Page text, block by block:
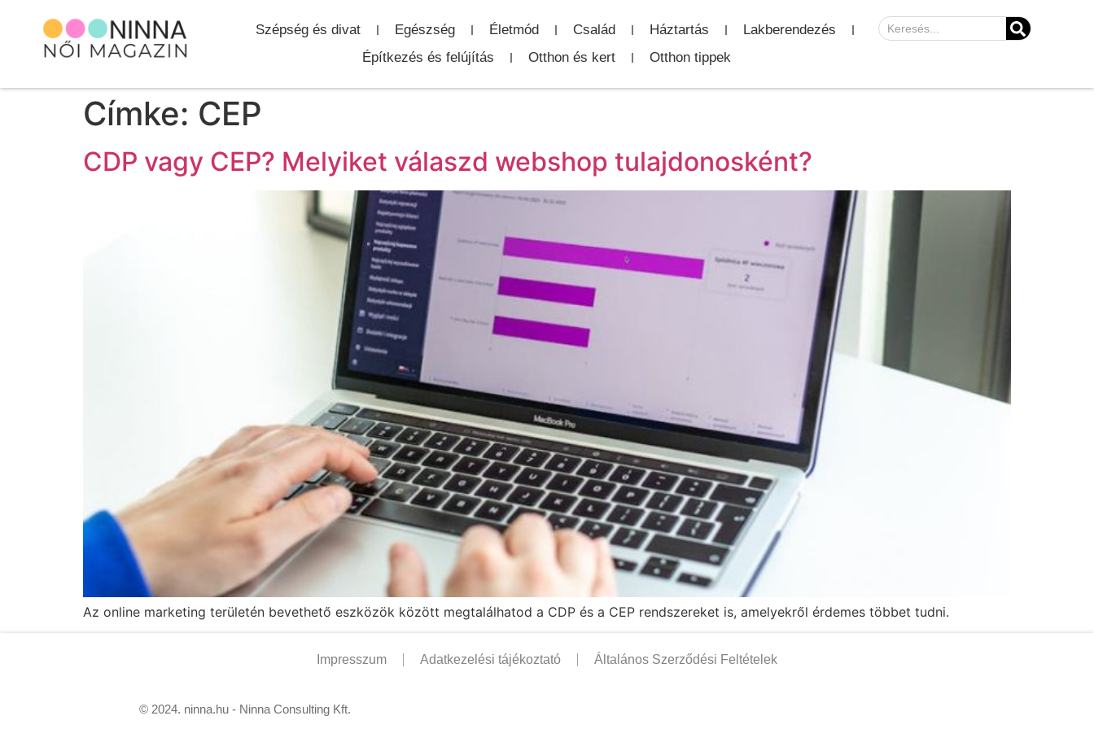
Szépség és divat Egészség Életmód Család Háztartás
Lakberendezés
Építkezés és felújítás
Otthon és kert Otthon tippek
Címke: CEP
CDP vagy CEP? Melyiket válaszd webshop tulajdonosként?
Az online marketing területén bevethető eszközök között megtalálhatod a CDP és a CEP rendszereket is, amelyekről érdemes többet tudni.
Impresszum Adatkezelési tájékoztató Általános Szerződési Feltételek
© 2024. ninna.hu - Ninna Consulting Kft.